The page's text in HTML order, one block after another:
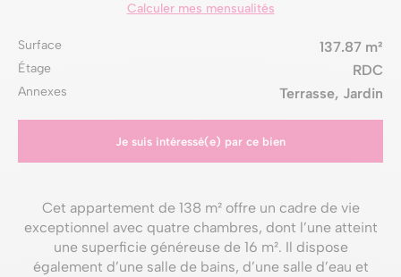
Calculer mes mensualités
Surface 137.87 m²
Étage RDC
Annexes Terrasse, Jardin
Je suis intéressé(e) par ce bien
Cet appartement de 138 m² offre un cadre de vie
exceptionnel avec quatre chambres, dont l’une atteint
une superficie généreuse de 16 m². Il dispose
également d’une salle de bains, d’une salle d’eau et